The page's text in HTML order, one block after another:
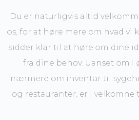
Du er naturligvis altid
os, for at høre mere om hvad vi
sidder klar til at høre om dine
fra dine behov. Uanset om I
nærmere om inventar til
og restauranter, er I velkomne